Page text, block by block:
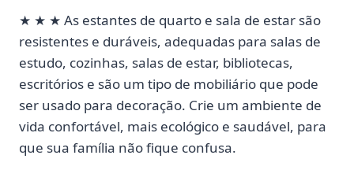
★ ★ ★ As estantes de quarto e sala de estar são
resistentes e duráveis, adequadas para salas de
estudo, cozinhas, salas de estar, bibliotecas,
escritórios e são um tipo de mobiliário que pode
ser usado para decoração. Crie um ambiente de
vida confortável, mais ecológico e saudável, para
que sua família não fique confusa.